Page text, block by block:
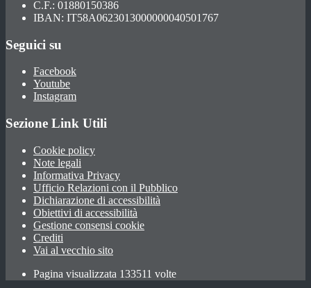
C.F.: 01880150386
IBAN: IT58A0623013000000040501767
Seguici su
Facebook
Youtube
Instagram
Sezione Link Utili
Cookie policy
Note legali
Informativa Privacy
Ufficio Relazioni con il Pubblico
Dichiarazione di accessibilità
Obiettivi di accessibilità
Gestione consensi cookie
Crediti
Vai al vecchio sito
Pagina visualizzata 133511 volte